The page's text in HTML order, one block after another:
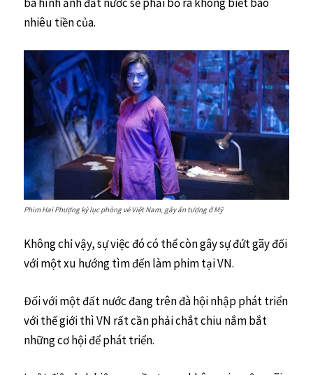
nhiêu tiền của.
Phim Hai Phượng kỷ lục phòng vé Việt Nam, gây ấn tượng ở Mỹ
Không chỉ vậy, sự việc đó có thể còn gây sự đứt gãy đối
với một xu hướng tìm đến làm phim tại VN.
Đối với một đất nước đang trên đà hội nhập phát triển
với thế giới thì VN rất cần phải chắt chiu nắm bắt
những cơ hội để phát triển.